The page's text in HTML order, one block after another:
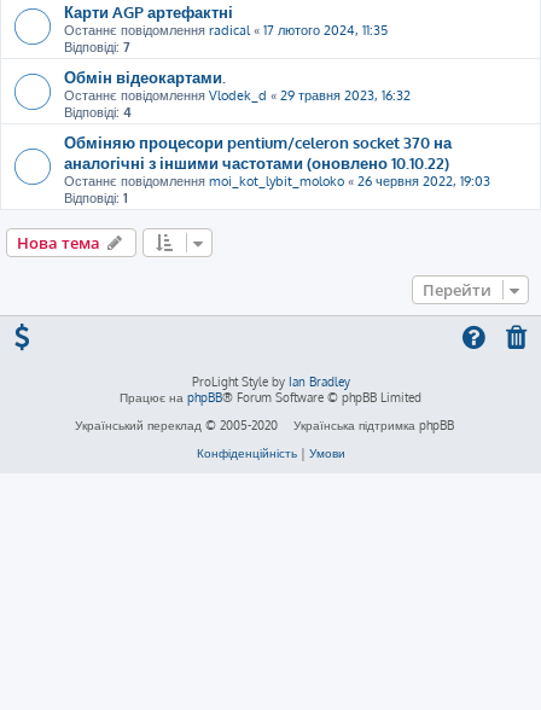
Карти AGP артефактні
Останнє повідомлення radical« 17 лютого 2024, 11:35
Відповіді: 7
Обмін відеокартами.
Останнє повідомлення Vlodek_d « 29 травня 2023, 16:32
Відповіді: 4
Обміняю процесори pentium/celeron socket 370 на
аналогічні з іншими частотами (оновлено 10.10.22)
Останнє повідомлення moi_kot_lybit_moloko « 26 червня 2022, 19:03
Відповіді: 1
Нова тема
Перейти
ProLight Style by Ian Bradley
Працює на phpBB® Forum Software © phpBB Limited
Український переклад © 2005-2020
Українська підтримка phpBB
Конфіденційність| Умови